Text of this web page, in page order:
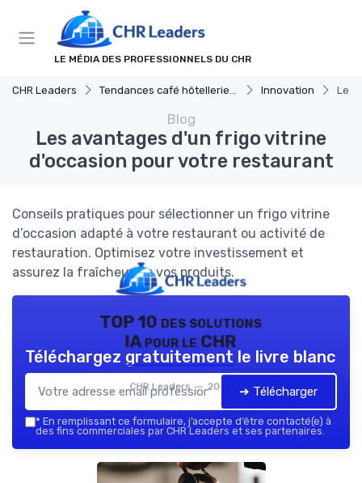
LE MÉDIA DES PROFESSIONNELS DU CHR
CHR Leaders Tendances café hôtellerie et restauration Innovation Les
Blog
Les avantages d'un frigo vitrine
d'occasion pour votre restaurant
Conseils pratiques pour sélectionner un frigo vitrine
d’occasion adapté à votre restaurant ou activité de
restauration. Optimisez votre investissement et
assurez la fraîcheur de vos produits.
TOP 10 des solutions
IA pour le CHR
CHR Leaders — 2026
Téléchargez gratuitement le livre blanc
➔ Télécharger
* En remplissant ce formulaire, j’accepte d’être contacté(e) à
des fins commerciales par CHR Leaders et ses partenaires.
Panneau de gestion des cookies